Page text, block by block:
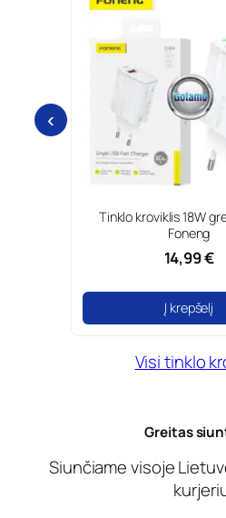
‹
Tinklo kroviklis 18W
Foneng
14,99 €
Į krepšelį
Visi tinklo
Greitas
Siunčiame visoje